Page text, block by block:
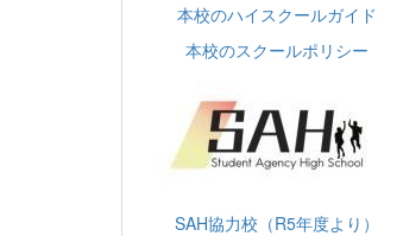
本校のハイスクールガイド
本校のスクールポリシー
SAH協力校（R5年度より）